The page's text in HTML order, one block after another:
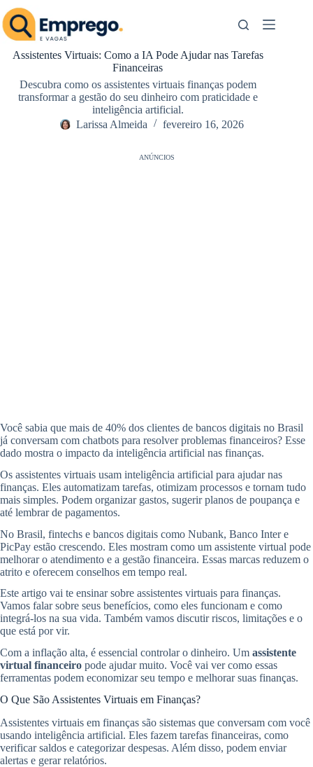
Pular
para
o
conteúdo
Assistentes Virtuais: Como a IA Pode Ajudar nas Tarefas
Financeiras
Descubra como os assistentes virtuais finanças podem
transformar a gestão do seu dinheiro com praticidade e
inteligência artificial.
Larissa Almeida
fevereiro 16, 2026
ANÚNCIOS
Você sabia que mais de 40% dos clientes de bancos digitais no Brasil
já conversam com chatbots para resolver problemas financeiros? Esse
dado mostra o impacto da inteligência artificial nas finanças.
Os assistentes virtuais usam inteligência artificial para ajudar nas
finanças. Eles automatizam tarefas, otimizam processos e tornam tudo
mais simples. Podem organizar gastos, sugerir planos de poupança e
até lembrar de pagamentos.
No Brasil, fintechs e bancos digitais como Nubank, Banco Inter e
PicPay estão crescendo. Eles mostram como um assistente virtual pode
melhorar o atendimento e a gestão financeira. Essas marcas reduzem o
atrito e oferecem conselhos em tempo real.
Este artigo vai te ensinar sobre assistentes virtuais para finanças.
Vamos falar sobre seus benefícios, como eles funcionam e como
integrá-los na sua vida. Também vamos discutir riscos, limitações e o
que está por vir.
Com a inflação alta, é essencial controlar o dinheiro. Um assistente
virtual financeiro pode ajudar muito. Você vai ver como essas
ferramentas podem economizar seu tempo e melhorar suas finanças.
O Que São Assistentes Virtuais em Finanças?
Assistentes virtuais em finanças são sistemas que conversam com você
usando inteligência artificial. Eles fazem tarefas financeiras, como
verificar saldos e categorizar despesas. Além disso, podem enviar
alertas e gerar relatórios.